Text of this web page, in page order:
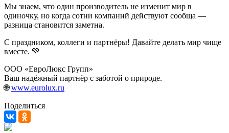
Мы знаем, что один производитель не изменит мир в
одиночку, но когда сотни компаний действуют сообща —
разница становится заметна.
С праздником, коллеги и партнёры! Давайте делать мир чище
вместе. 💚
ООО «ЕвроЛюкс Групп»
Ваш надёжный партнёр с заботой о природе.
🌐www.eurolux.ru
Поделиться